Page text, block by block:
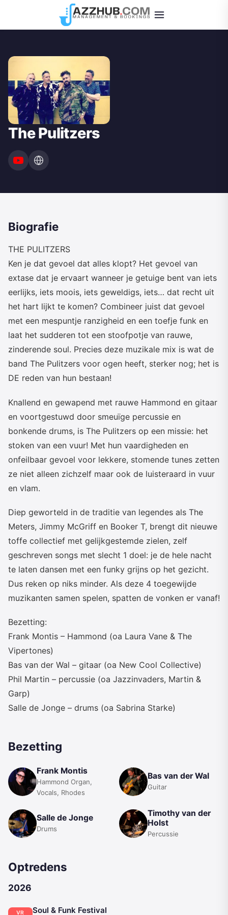
The Pulitzers
Biografie
THE PULITZERS
Ken je dat gevoel dat alles klopt? Het gevoel van
extase dat je ervaart wanneer je getuige bent van iets
eerlijks, iets moois, iets geweldigs, iets… dat recht uit
het hart lijkt te komen? Combineer juist dat gevoel
met een mespuntje ranzigheid en een toefje funk en
laat het sudderen tot een stoofpotje van rauwe,
zinderende soul. Precies deze muzikale mix is wat de
band The Pulitzers voor ogen heeft, sterker nog; het is
DE reden van hun bestaan!
Knallend en gewapend met rauwe Hammond en gitaar
en voortgestuwd door smeuïge percussie en
bonkende drums, is The Pulitzers op een missie: het
stoken van een vuur! Met hun vaardigheden en
onfeilbaar gevoel voor lekkere, stomende tunes zetten
ze niet alleen zichzelf maar ook de luisteraard in vuur
en vlam.
Diep geworteld in de traditie van legendes als The
Meters, Jimmy McGriff en Booker T, brengt dit nieuwe
toffe collectief met gelijkgestemde zielen, zelf
geschreven songs met slecht 1 doel: je de hele nacht
te laten dansen met een funky grijns op het gezicht.
Dus reken op niks minder. Als deze 4 toegewijde
muzikanten samen spelen, spatten de vonken er vanaf!
Bezetting:
Frank Montis – Hammond (oa Laura Vane & The
Vipertones)
Bas van der Wal – gitaar (oa New Cool Collective)
Phil Martin – percussie (oa Jazzinvaders, Martin &
Garp)
Salle de Jonge – drums (oa Sabrina Starke)
Bezetting
Frank Montis
Hammond Organ,
Vocals, Rhodes
Bas van der Wal
Guitar
Salle de Jonge
Drums
Timothy van der
Holst
Percussie
Optredens
2026
VR Soul & Funk Festival